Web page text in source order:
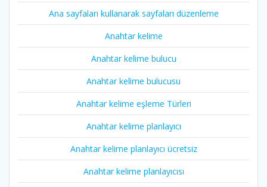
Ana sayfaları kullanarak sayfaları düzenleme
Anahtar kelime
Anahtar kelime bulucu
Anahtar kelime bulucusu
Anahtar kelime eşleme Türleri
Anahtar kelime planlayıcı
Anahtar kelime planlayıcı ücretsiz
Anahtar kelime planlayıcısı